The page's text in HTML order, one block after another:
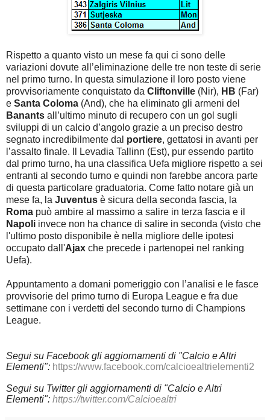
Rispetto a quanto visto un mese fa qui ci sono delle
variazioni dovute all’eliminazione delle tre non teste di serie
nel primo turno. In questa simulazione il loro posto viene
provvisoriamente conquistato da Cliftonville (Nir), HB (Far)
e Santa Coloma (And), che ha eliminato gli armeni del
Banants all’ultimo minuto di recupero con un gol sugli
sviluppi di un calcio d’angolo grazie a un preciso destro
segnato incredibilmente dal portiere, gettatosi in avanti per
l’assalto finale. Il Levadia Tallinn (Est), pur essendo partito
dal primo turno, ha una classifica Uefa migliore rispetto a sei
entranti al secondo turno e quindi non farebbe ancora parte
di questa particolare graduatoria. Come fatto notare già un
mese fa, la Juventus è sicura della seconda fascia, la
Roma può ambire al massimo a salire in terza fascia e il
Napoli invece non ha chance di salire in seconda (visto che
l'ultimo posto disponibile è nella migliore delle ipotesi
occupato dall'Ajax che precede i partenopei nel ranking
Uefa).
Appuntamento a domani pomeriggio con l’analisi e le fasce
provvisorie del primo turno di Europa League e fra due
settimane con i verdetti del secondo turno di Champions
League.
Segui su Facebook gli aggiornamenti di "Calcio e Altri
Elementi": https://www.facebook.com/calcioealtrielementi2
Segui su Twitter gli aggiornamenti di "Calcio e Altri
Elementi": https://twitter.com/Calcioealtri